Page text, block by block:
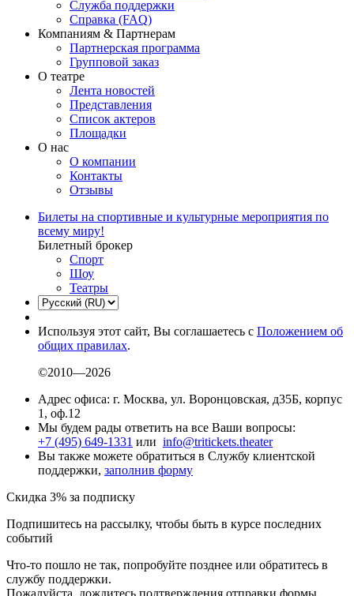
Служба поддержки
Справка (FAQ)
Компаниям & Партнерам
Партнерская программа
Групповой заказ
О театре
Лента новостей
Представления
Список актеров
Площадки
О нас
О компании
Контакты
Отзывы
Билеты на спортивные и культурные мероприятия по
всему миру!
Билетный брокер
Спорт
Шоу
Театры
Используя этот сайт, Вы соглашаетесь с Положением об
общих правилах.
©2010—2026
Адрес офиса: г. Москва, ул. Воронцовская, д35Б, корпус
1, оф.12
Мы будем рады ответить на все Ваши вопросы:
+7 (495) 649-1331 или info@tritickets.theater
Вы также можете обратиться в Службу клиентской
поддержки, заполнив форму
Скидка 3% за подписку
Подпишитесь на рассылку, чтобы быть в курсе последних
событий
Что-то пошло не так, попробуйте позднее или обратитесь в
службу поддержки.